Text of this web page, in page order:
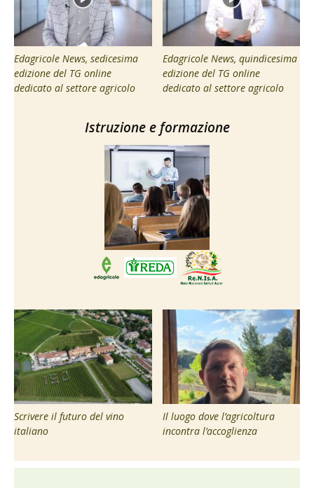
Edagricole News, sedicesima
edizione del TG online
dedicato al settore agricolo
Edagricole News, quindicesima
edizione del TG online
dedicato al settore agricolo
Istruzione e formazione
Scrivere il futuro del vino
italiano
Il luogo dove l’agricoltura
incontra l’accoglienza